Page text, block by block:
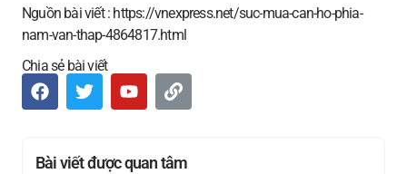
Nguồn bài viết : https://vnexpress.net/suc-mua-can-ho-phia-
nam-van-thap-4864817.html
Chia sẻ bài viết
Bài viết được quan tâm